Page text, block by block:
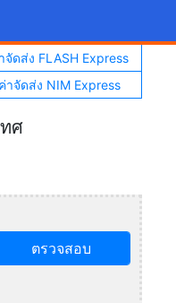
จัดส่ง FLASH Express
ค่าจัดส่ง NIM Express
ศ
ตรวจสอบ